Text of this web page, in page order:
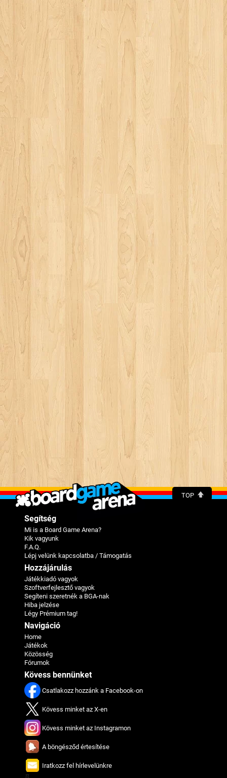
TOP
Segítség
Mi is a Board Game Arena?
Kik vagyunk
F.A.Q.
Lépj velünk kapcsolatba / Támogatás
Hozzájárulás
Játékkiadó vagyok
Szoftverfejlesztő vagyok
Segíteni szeretnék a BGA-nak
Hiba jelzése
Légy Prémium tag!
Navigáció
Home
Játékok
Közösség
Fórumok
Kövess bennünket
Csatlakozz hozzánk a Facebook-on
Kövess minket az X-en
Kövess minket az Instagramon
A böngésződ értesítése
Iratkozz fel hírlevelünkre
π